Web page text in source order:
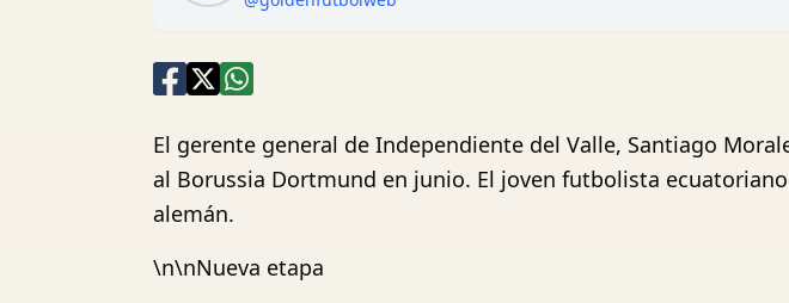
El gerente general de Independiente del Valle, Santiago
al Borussia Dortmund en junio. El joven futbolista
alemán.
\n\nNueva etapa